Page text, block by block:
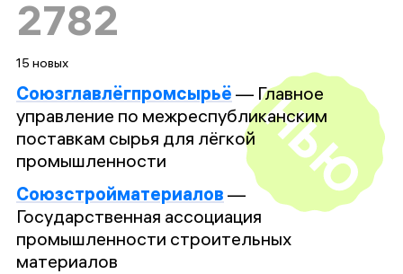
2782
15 новых
Союзглавлёгпромсырьё — Главное
управление по межреспубликанским
поставкам сырья для лёгкой
промышленности
Союзстройматериалов —
Государственная ассоциация
промышленности строительных
материалов